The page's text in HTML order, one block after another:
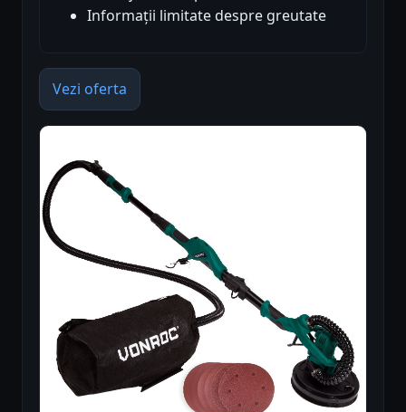
Informații limitate despre greutate
Vezi oferta